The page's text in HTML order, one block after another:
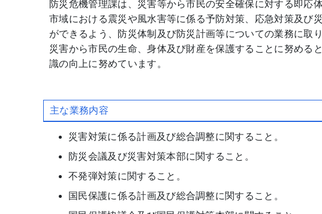
防災危機管理課は、災害等から市民の安全確保に対する即応
市域における震災や風水害等に係る予防対策、応急対策及び
ができるよう、防災体制及び防災計画等についての業務に取
災害から市民の生命、身体及び財産を保護することに努める
識の向上に努めています。
主な業務内容
災害対策に係る計画及び総合調整に関すること。
防災会議及び災害対策本部に関すること。
不発弾対策に関すること。
国民保護に係る計画及び総合調整に関すること。